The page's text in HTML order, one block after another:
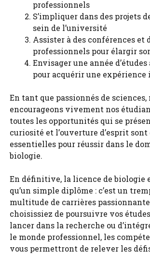
professionnels
S’impliquer dans des projets
sein de l’université
Assister à des conférences et
professionnels pour élargir
Envisager une année d’études
pour acquérir une
En tant que passionnés de sciences,
encourageons vivement nos
toutes les opportunités qui se
curiosité et l’ouverture d’esprit
essentielles pour réussir dans le
biologie.
En définitive, la licence de biologie
qu’un simple diplôme : c’est un
multitude de carrières
choisissiez de poursuivre vos
lancer dans la recherche ou
le monde professionnel, les
vous permettront de relever les